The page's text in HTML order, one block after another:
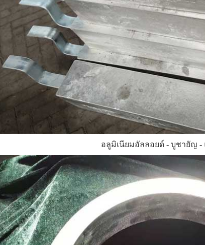
อลูมิเนียมอัลลอยด์ - บูชายัญ -